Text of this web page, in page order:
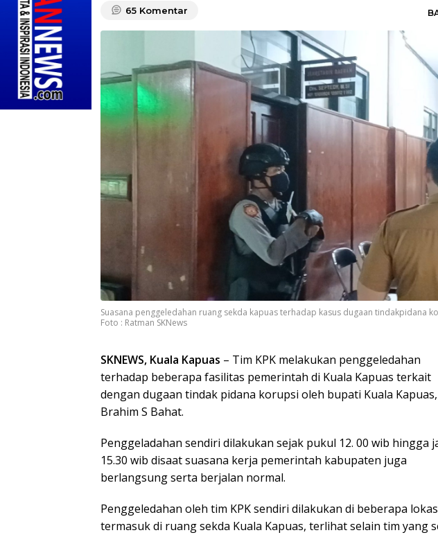
65 Komentar
Suasana penggeledahan ruang sekda kapuas terhadap kasus dugaan tindakpidana
Foto : Ratman SKNews
SKNEWS, Kuala Kapuas – Tim KPK melakukan penggeledahan
terhadap beberapa fasilitas pemerintah di Kuala Kapuas terkait
dengan dugaan tindak pidana korupsi oleh bupati Kuala
Brahim S Bahat.
Penggeladahan sendiri dilakukan sejak pukul 12. 00 wib hingga
15.30 wib disaat suasana kerja pemerintah kabupaten juga
berlangsung serta berjalan normal.
Penggeledahan oleh tim KPK sendiri dilakukan di beberapa
termasuk di ruang sekda Kuala Kapuas, terlihat selain tim yang